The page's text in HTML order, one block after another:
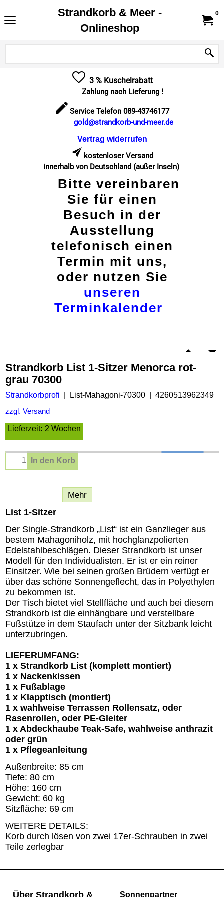
Strandkorb & Meer -
Onlineshop
0
3 % Kuschelrabatt
Zahlung nach Lieferung !
Service Telefon 089-43746177
gold@strandkorb-und-meer.de
Vertrag widerrufen
kostenloser Versand
innerhalb von Deutschland (außer Inseln)
Bitte vereinbaren
Sie für einen
Besuch in der
Ausstellung
telefonisch einen
Termin mit uns,
oder nutzen Sie
unseren
Terminkalender
Strandkorb List 1-Sitzer Menorca rot-
grau 70300
Strandkorbprofi List-Mahagoni-70300 4260513962349
zzgl. Versand
Lieferzeit: 2 Wochen
In den Korb
Mehr
List 1-Sitzer
Der Single-Strandkorb „List“ ist ein Ganzlieger aus
bestem Mahagoniholz, mit hochglanzpolierten
Edelstahlbeschlägen. Dieser Strandkorb ist unser
Modell für den Individualisten. Er ist er ein reiner
Einsitzer. Wie bei seinen großen Brüdern verfügt er
über das schöne Sonnengeflecht, das in Polyethylen
zu bekommen ist.
Der Tisch bietet viel Stellfläche und auch bei diesem
Strandkorb ist die einhängbare und verstellbare
Fußstütze in dem Staufach unter der Sitzbank leicht
unterzubringen.
LIEFERUMFANG:
1 x Strandkorb List (komplett montiert)
1 x Nackenkissen
1 x Fußablage
1 x Klapptisch (montiert)
1 x wahlweise Terrassen Rollensatz, oder
Rasenrollen, oder PE-Gleiter
1 x Abdeckhaube Teak-Safe, wahlweise anthrazit
oder grün
1 x Pflegeanleitung
Außenbreite: 85 cm
Tiefe: 80 cm
Höhe: 160 cm
Gewicht: 60 kg
Sitzfläche: 69 cm
WEITERE DETAILS:
Korb durch lösen von zwei 17er-Schrauben in zwei
Teile zerlegbar
Sonnenpartner
Über Strandkorb &